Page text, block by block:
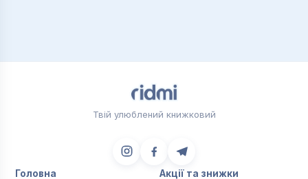
Твій улюблений книжковий
Головна Акції та знижки